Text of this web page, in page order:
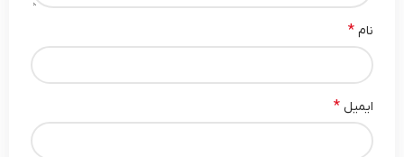
نام *
ایمیل *